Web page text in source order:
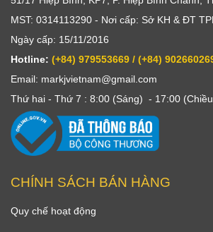
MST: 0314113290 - Nơi cấp: Sở KH & ĐT
Ngày cấp: 15/11/2016
Hotline: (+84) 979553669 / (+84)
Email: markjvietnam@gmail.com
Thứ hai - Thứ 7 : 8:00 (Sáng) - 17:00
CHÍNH SÁCH BÁN HÀNG
Quy chế hoạt động